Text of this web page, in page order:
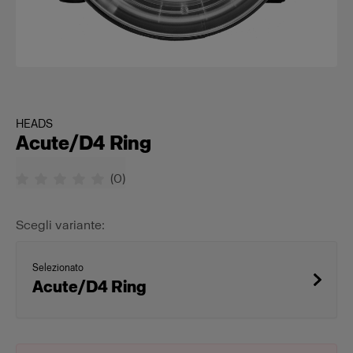
HEADS
Acute/D4 Ring
(0)
Scegli variante:
Selezionato
Acute/D4 Ring